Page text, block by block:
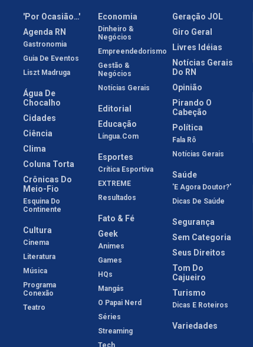
'Por Ocasião…'
Agenda RN
Gastronomia
Guia De Eventos
Liszt Madruga
Água De
Chocalho
Cidades
Ciência
Clima
Coluna Torta
Crônicas Do
Meio-Fio
Esquina Do
Continente
Cultura
Cinema
Literatura
Música
Programa
Conexão
Teatro
Economia
Dinheiro &
Negócios
Empreendedorismo
Gestão &
Negócios
Notícias Gerais
Editorial
Educação
Língua.com
Esportes
Crítica Esportiva
EXTREME
Resultados
Fato & Fé
Geek
Animes
Games
HQs
Mangás
O Papai Nerd
Séries
Streaming
Tech
Geração JOL
Giro Geral
Livres Idéias
Notícias Gerais
Do RN
Opinião
Pirando O
Cabeção
Política
Fala Rô
Notícias Gerais
Saúde
'E Agora Doutor?'
Dicas De Saúde
Segurança
Sem Categoria
Seus Direitos
Tom Do
Cajueiro
Turismo
Dicas E Roteiros
Variedades